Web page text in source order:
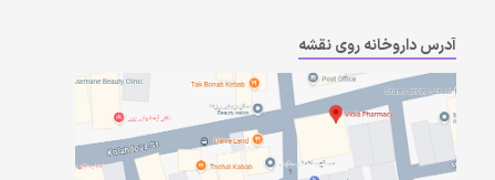
آدرس داروخانه روی نقشه